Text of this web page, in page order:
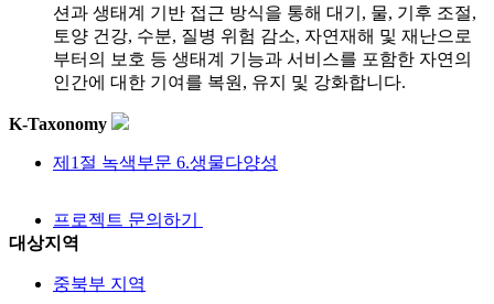
션과 생태계 기반 접근 방식을 통해 대기, 물, 기후 조절,
토양 건강, 수분, 질병 위험 감소, 자연재해 및 재난으로
부터의 보호 등 생태계 기능과 서비스를 포함한 자연의
인간에 대한 기여를 복원, 유지 및 강화합니다.
K-Taxonomy
제1절 녹색부문 6.생물다양성
프로젝트 문의하기
대상지역
중북부 지역